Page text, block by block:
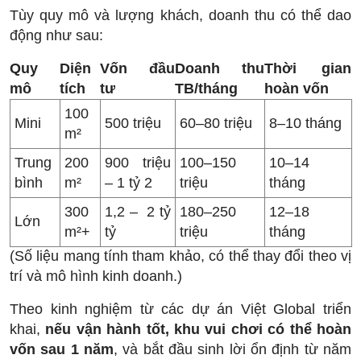
Tùy quy mô và lượng khách, doanh thu có thể dao
động như sau:
Quy
mô
Diện
tích
Vốn đầu
tư
Doanh thu
TB/tháng
Thời gian
hoàn vốn
Mini
100
m²
500 triệu 60–80 triệu 8–10 tháng
Trung
bình
200
m²
900 triệu
– 1 tỷ 2
100–150
triệu
10–14
tháng
Lớn
300
m²+
1,2 – 2 tỷ
tỷ
180–250
triệu
12–18
tháng
(Số liệu mang tính tham khảo, có thể thay đổi theo vị
trí và mô hình kinh doanh.)
Theo kinh nghiệm từ các dự án Việt Global triển
khai, nếu vận hành tốt, khu vui chơi có thể hoàn
vốn sau 1 năm, và bắt đầu sinh lời ổn định từ năm